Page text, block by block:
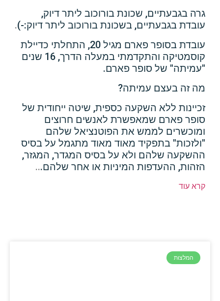
גרה בגבעתיים, שכונת בורוכוב ליתר דיוק,
עובדת בגבעתיים, בשכונת בורוכוב ליתר דיוק:-).
עובדת בסופר פארם מגיל 20, התחלתי כדיילת
קוסמטיקה והתקדמתי במעלה הדרך, 16 שנים
"עמיתה" של סופר פארם.
מה זה בעצם עמיתה?
זכיינות ללא השקעה כספית, שיטה ייחודית של
סופר פארם שמאפשרת לאנשים חרוצים
ומוכשרים לממש את הפוטנציאל שלהם
"ולזכות" בתפקיד מאוד מאוד מתגמל על בסיס
ההשקעה שלהם ולא על בסיס המגדר, המגזר,
הזהות, ההעדפות המיניות או אחר שלהם...
קרא עוד
המלצות